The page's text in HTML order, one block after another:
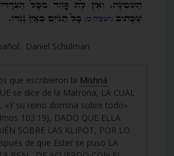
Daniel Schulman
que escribieron la Mishná
se dice de la Matrona, LA CUAL
, «Y su reino domina sobre todo»
103:19), DADO QUE ELLA
SOBRE LAS KLIPOT, POR LO
de que Ester se puso LA